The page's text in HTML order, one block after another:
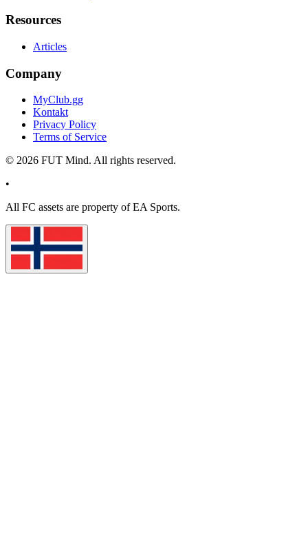
Resources
Articles
Company
MyClub.gg
Kontakt
Privacy Policy
Terms of Service
© 2026 FUT Mind. All rights reserved.
•
All FC assets are property of EA Sports.